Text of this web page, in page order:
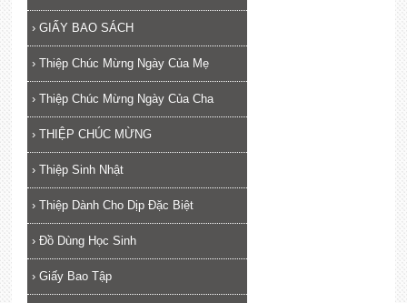
› GIẤY BAO SÁCH
› Thiệp Chúc Mừng Ngày Của Mẹ
› Thiệp Chúc Mừng Ngày Của Cha
› THIỆP CHÚC MỪNG
› Thiệp Sinh Nhật
› Thiệp Dành Cho Dịp Đặc Biệt
› Đồ Dùng Học Sinh
› Giấy Bao Tập